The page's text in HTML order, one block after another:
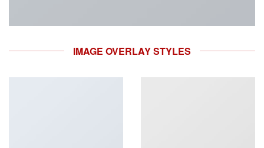
IMAGE OVERLAY STYLES